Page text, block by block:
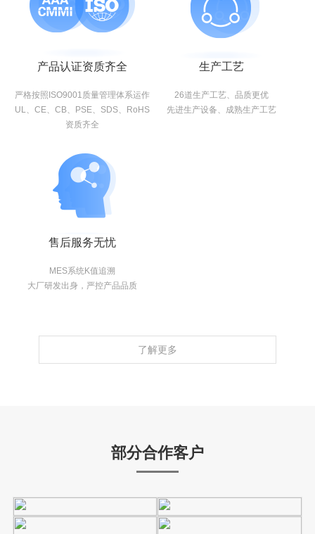
产品认证资质齐全
严格按照ISO9001质量管理体系运作
UL、CE、CB、PSE、SDS、RoHS
资质齐全
生产工艺
26道生产工艺、品质更优
先进生产设备、成熟生产工艺
售后服务无忧
MES系统K值追溯
大厂研发出身，严控产品品质
了解更多
部分合作客户